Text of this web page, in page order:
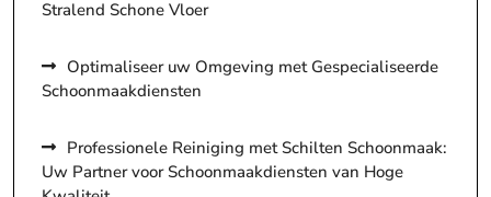
Stralend Schone Vloer
Optimaliseer uw Omgeving met Gespecialiseerde
Schoonmaakdiensten
Professionele Reiniging met Schilten Schoonmaak:
Uw Partner voor Schoonmaakdiensten van Hoge